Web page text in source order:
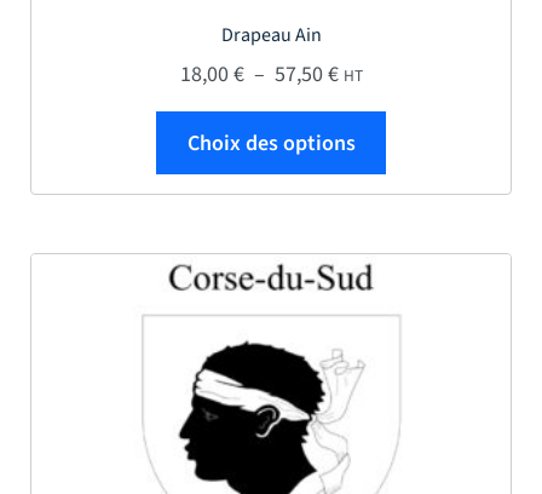
Drapeau Ain
18,00€ – 57,50€Plage de prix : 18,00 €
HT
Choix des options